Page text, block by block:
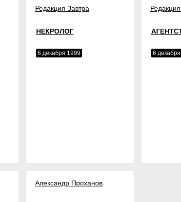
Редакция Завтра
НЕКРОЛОГ
6 декабря 1999 6
Александр Проханов